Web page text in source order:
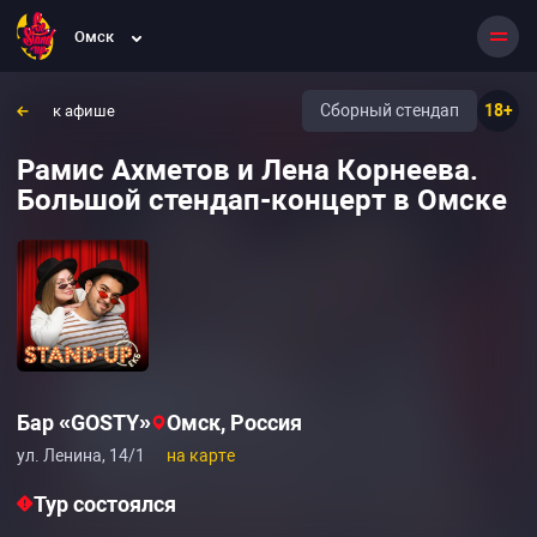
Омск
к афише 18+
Сборный стендап
Рамис Ахметов и Лена Корнеева.
Большой стендап-концерт в Омске
Бар «GOSTY» Омск, Россия
ул. Ленина, 14/1 на карте
Тур состоялся